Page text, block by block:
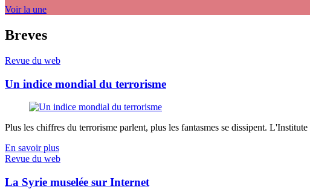
Voir la une
Breves
Revue du web
Un indice mondial du terrorisme
Plus les chiffres du terrorisme parlent, plus les fantasmes se dissipent.
En savoir plus
Revue du web
La Syrie muselée sur Internet